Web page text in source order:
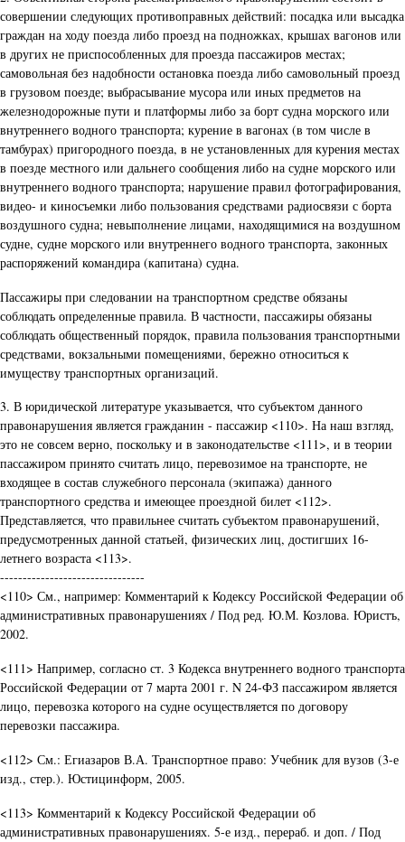
совершении следующих противоправных действий: посадка или высадка
граждан на ходу поезда либо проезд на подножках, крышах вагонов или
в других не приспособленных для проезда пассажиров местах;
самовольная без надобности остановка поезда либо самовольный проезд
в грузовом поезде; выбрасывание мусора или иных предметов на
железнодорожные пути и платформы либо за борт судна морского или
внутреннего водного транспорта; курение в вагонах (в том числе в
тамбурах) пригородного поезда, в не установленных для курения местах
в поезде местного или дальнего сообщения либо на судне морского или
внутреннего водного транспорта; нарушение правил фотографирования,
видео- и киносъемки либо пользования средствами радиосвязи с борта
воздушного судна; невыполнение лицами, находящимися на воздушном
судне, судне морского или внутреннего водного транспорта, законных
распоряжений командира (капитана) судна.
Пассажиры при следовании на транспортном средстве обязаны
соблюдать определенные правила. В частности, пассажиры обязаны
соблюдать общественный порядок, правила пользования транспортными
средствами, вокзальными помещениями, бережно относиться к
имуществу транспортных организаций.
3. В юридической литературе указывается, что субъектом данного
правонарушения является гражданин - пассажир <110>. На наш взгляд,
это не совсем верно, поскольку и в законодательстве <111>, и в теории
пассажиром принято считать лицо, перевозимое на транспорте, не
входящее в состав служебного персонала (экипажа) данного
транспортного средства и имеющее проездной билет <112>.
Представляется, что правильнее считать субъектом правонарушений,
предусмотренных данной статьей, физических лиц, достигших 16-
летнего возраста <113>.
--------------------------------
<110> См., например: Комментарий к Кодексу Российской Федерации об
административных правонарушениях / Под ред. Ю.М. Козлова. Юристъ,
2002.
<111> Например, согласно ст. 3 Кодекса внутреннего водного транспорта
Российской Федерации от 7 марта 2001 г. N 24-ФЗ пассажиром является
лицо, перевозка которого на судне осуществляется по договору
перевозки пассажира.
<112> См.: Егиазаров В.А. Транспортное право: Учебник для вузов (3-е
изд., стер.). Юстицинформ, 2005.
<113> Комментарий к Кодексу Российской Федерации об
административных правонарушениях. 5-е изд., перераб. и доп. / Под